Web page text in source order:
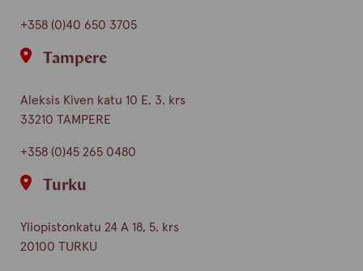
+358 (0)40 650 3705
Tampere
Aleksis Kiven katu 10 E, 3. krs
33210 TAMPERE
+358 (0)45 265 0480
Turku
Yliopistonkatu 24 A 18, 5. krs
20100 TURKU